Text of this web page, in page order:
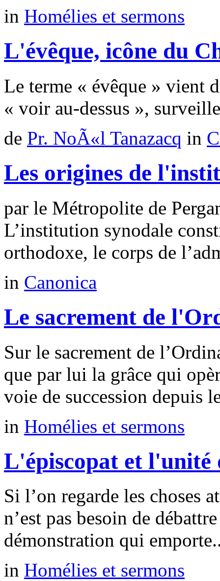
in Homélies et sermons
L'évêque, icône du
Le terme « évêque » vient
« voir au-dessus »,
de Pr. NoÃ«l Tanazacq in
Les origines de
par le Métropolite de
L’institution synodale
orthodoxe, le corps de
in Canonica
Le sacrement de
Sur le sacrement de
que par lui la grâce qui
voie de succession depuis
in Homélies et sermons
L'épiscopat et l'unité
Si l’on regarde les choses
n’est pas besoin de
démonstration qui
in Homélies et sermons